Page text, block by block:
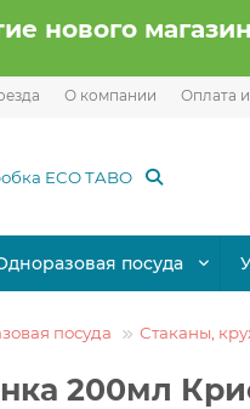
нового
О компании Оплата
посуда
посуда Стаканы,
200мл